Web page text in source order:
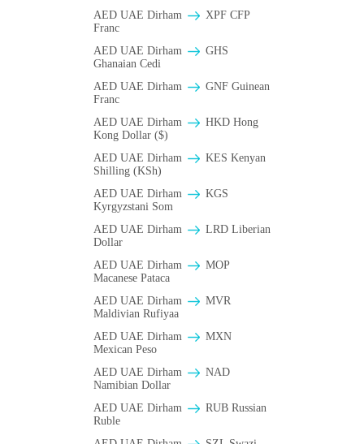
AED UAE Dirham
XPF CFP
Franc
AED UAE Dirham
GHS
Ghanaian Cedi
AED UAE Dirham
GNF Guinean
Franc
AED UAE Dirham
HKD Hong
Kong Dollar ($)
AED UAE Dirham
KES Kenyan
Shilling (KSh)
AED UAE Dirham
KGS
Kyrgyzstani Som
AED UAE Dirham
LRD Liberian
Dollar
AED UAE Dirham
MOP
Macanese Pataca
AED UAE Dirham
MVR
Maldivian Rufiyaa
AED UAE Dirham
MXN
Mexican Peso
AED UAE Dirham
NAD
Namibian Dollar
AED UAE Dirham
RUB Russian
Ruble